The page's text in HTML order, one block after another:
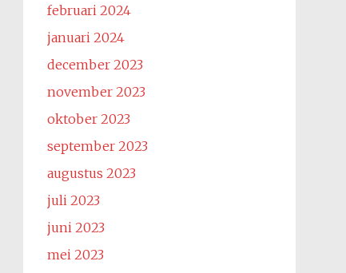
februari 2024
januari 2024
december 2023
november 2023
oktober 2023
september 2023
augustus 2023
juli 2023
juni 2023
mei 2023